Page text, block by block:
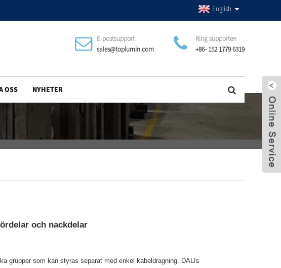
English
E-postsupport
sales@toplumin.com
Ring supporten
+86- 152 1779 6319
OSS NYHETER
och nackdelar
grupper som kan styras separat med enkel kabeldragning. DALIs